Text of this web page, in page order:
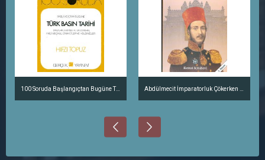
100 Soruda Başlangıçtan Bugüne Türk Basın Tarihi